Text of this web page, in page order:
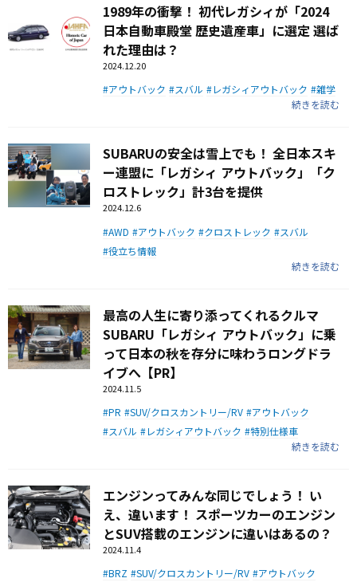
1989年の衝撃！ 初代レガシィが「2024
日本自動車殿堂 歴史遺産車」に選定 選ば
れた理由は？
2024.12.20
アウトバック スバル レガシィアウトバック
雑学
続きを読む
SUBARUの安全は雪上でも！ 全日本スキ
ー連盟に「レガシィ アウトバック」「ク
ロストレック」計3台を提供
2024.12.6
AWD アウトバック クロストレック
スバル
役立ち情報
続きを読む
最高の人生に寄り添ってくれるクルマ
SUBARU「レガシィ アウトバック」に乗
って日本の秋を存分に味わうロングドラ
イブへ【PR】
2024.11.5
PR SUV/クロスカントリー/RV
アウトバック
スバル
レガシィアウトバック
特別仕様車
続きを読む
エンジンってみんな同じでしょう！ い
え、違います！ スポーツカーのエンジン
とSUV搭載のエンジンに違いはあるの？
2024.11.4
BRZ SUV/クロスカントリー/RV
アウトバック